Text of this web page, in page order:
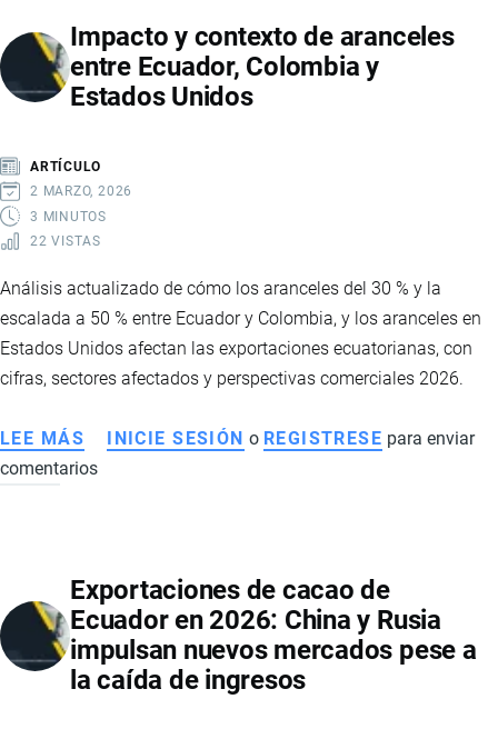
ECONOMÍA
ECUATORIANA
CON
EN
2026
Impacto y contexto de aranceles
entre Ecuador, Colombia y
Estados Unidos
ARTÍCULO
2 MARZO, 2026
3 MINUTOS
22 VISTAS
Análisis actualizado de cómo los aranceles del 30 % y la
escalada a 50 % entre Ecuador y Colombia, y los aranceles en
Estados Unidos afectan las exportaciones ecuatorianas, con
cifras, sectores afectados y perspectivas comerciales 2026.
LEE MÁS SOBRE
IMPACTO
ARANCELES
ENTRE
ECUADOR,
COLOMBIA
INICIE SESIÓN o REGISTRESE para enviar
comentarios
Exportaciones de cacao de
Ecuador en 2026: China y Rusia
impulsan nuevos mercados pese a
la caída de ingresos